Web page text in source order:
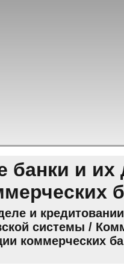
банки и их
и кредитовании
системы /
коммерческих